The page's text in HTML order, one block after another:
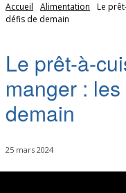
Accueil Alimentation
Le
défis de demain
Le prêt-à-
manger :
demain
25 mars 2024